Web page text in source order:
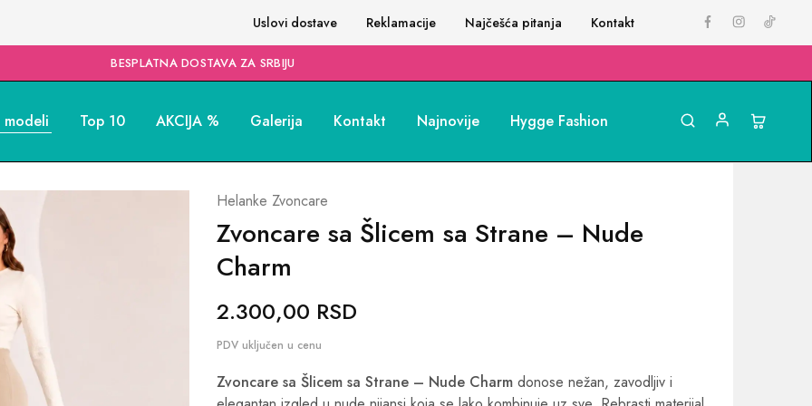
Uslovi dostave Reklamacije Najčešća pitanja Kontakt
BESPLATNA DOSTAVA ZA SRBIJU
modeli Top 10 AKCIJA % Galerija Kontakt Najnovije Hygge Fashion
Helanke Zvoncare
Zvoncare sa Šlicem sa Strane – Nude
Charm
2.300,00 RSD
Zvoncare sa Šlicem sa Strane – Nude Charm donose nežan, zavodljiv i